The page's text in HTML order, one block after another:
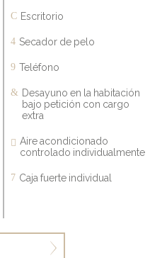
Escritorio
Secador de pelo
Teléfono
Desayuno en la habitación
bajo petición con cargo
extra
Aire acondicionado
controlado individualmente
Caja fuerte individual